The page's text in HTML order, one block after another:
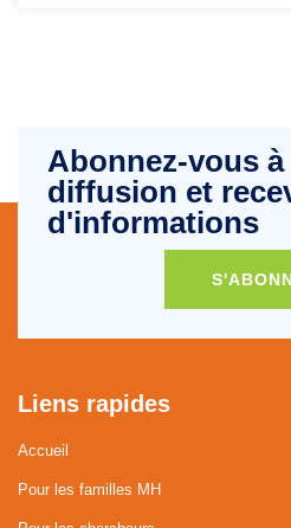
Abonnez-vous
diffusion et
d'informations
Liens rapides
Accueil
Pour les familles MH